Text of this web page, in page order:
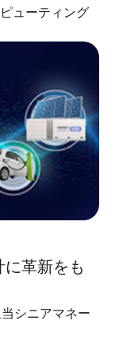
ューティング
革新をも
シニアマネー